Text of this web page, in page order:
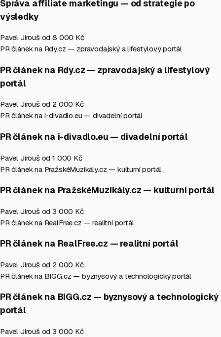
Správa affiliate marketingu — od strategie po
výsledky
Pavel Jirouš od 8 000 Kč
PR článek na Rdy.cz — zpravodajský a lifestylový portál
PR článek na Rdy.cz — zpravodajský a lifestylový
portál
Pavel Jirouš od 2 000 Kč
PR článek na i-divadlo.eu — divadelní portál
PR článek na i-divadlo.eu — divadelní portál
Pavel Jirouš od 1 000 Kč
PR článek na PražskéMuzikály.cz — kulturní portál
PR článek na PražskéMuzikály.cz — kulturní portál
Pavel Jirouš od 3 000 Kč
PR článek na RealFree.cz — realitní portál
PR článek na RealFree.cz — realitní portál
Pavel Jirouš od 2 000 Kč
PR článek na BIGG.cz — byznysový a technologický portál
PR článek na BIGG.cz — byznysový a technologický
portál
Pavel Jirouš od 3 000 Kč